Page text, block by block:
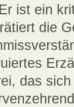
ist ein
die
das